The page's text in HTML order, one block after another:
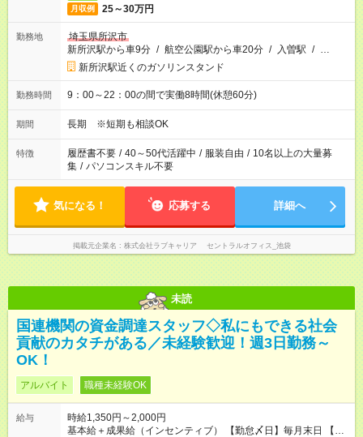
月収例 25～30万円
勤務地
埼玉県所沢市
新所沢駅から車9分 / 航空公園駅から車20分 / 入曽駅 / …
新所沢駅近くのガソリンスタンド
勤務時間 9：00～22：00の間で実働8時間(休憩60分)
期間 長期 ※短期も相談OK
特徴 履歴書不要 / 40～50代活躍中 / 服装自由 / 10名以上の大量募
集 / パソコンスキル不要
気になる！ 応募する 詳細へ
掲載元企業名 株式会社ラブキャリア セントラルオフィス_池袋
未読
国連機関の資金調達スタッフ◇私にもできる社会
貢献のカタチがある／未経験歓迎！週3日勤務～
OK！
アルバイト 職種未経験OK
給与
時給1,350円～2,000円
基本給＋成果給（インセンティブ） 【勤怠〆日】毎月末日 【給